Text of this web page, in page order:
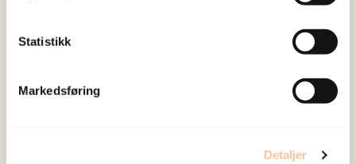
Statistikk
Markedsføring
Detaljer
Ansatte